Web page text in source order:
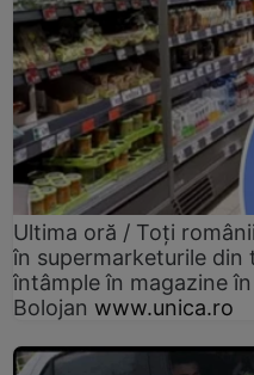
Ultima oră / Toți
în supermarketurile din
întâmple în magazine
Bolojan www.unica.ro